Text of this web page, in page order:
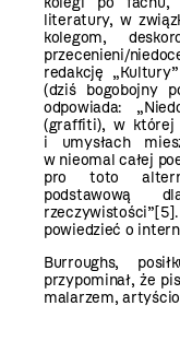
literatury, w
kolegom,
przecenieni/
redakcję
(dziś bogobojny
odpowiada:
(graffiti), w której
i umysłach
w nieomal całej
pro toto
podstawową
rzeczywistości”[5]
powiedzieć o
Burroughs,
przypominał, że
malarzem,